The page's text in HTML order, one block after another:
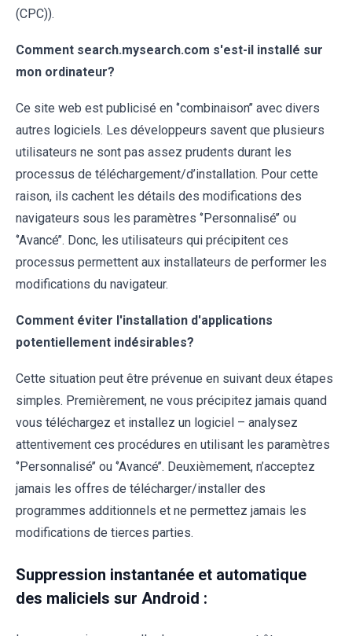
(CPC)).
Comment search.mysearch.com s'est-il installé sur
mon ordinateur?
Ce site web est publicisé en ‘’combinaison’’ avec divers
autres logiciels. Les développeurs savent que plusieurs
utilisateurs ne sont pas assez prudents durant les
processus de téléchargement/d’installation. Pour cette
raison, ils cachent les détails des modifications des
navigateurs sous les paramètres ‘’Personnalisé’’ ou
‘’Avancé’’. Donc, les utilisateurs qui précipitent ces
processus permettent aux installateurs de performer les
modifications du navigateur.
Comment éviter l'installation d'applications
potentiellement indésirables?
Cette situation peut être prévenue en suivant deux étapes
simples. Premièrement, ne vous précipitez jamais quand
vous téléchargez et installez un logiciel – analysez
attentivement ces procédures en utilisant les paramètres
‘’Personnalisé’’ ou ‘’Avancé’’. Deuxièmement, n’acceptez
jamais les offres de télécharger/installer des
programmes additionnels et ne permettez jamais les
modifications de tierces parties.
Suppression instantanée et automatique
des maliciels sur Android :